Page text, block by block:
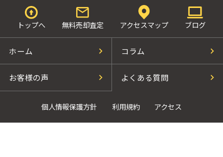
トップへ 無料売却査定 アクセスマップ ブログ
ホーム コラム
お客様の声 よくある質問
個人情報保護方針 利用規約 アクセス